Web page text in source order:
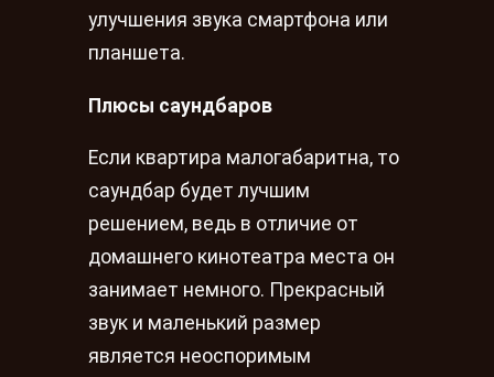
улучшения звука смартфона или
планшета.
Плюсы саундбаров
Если квартира малогабаритна, то
саундбар будет лучшим
решением, ведь в отличие от
домашнего кинотеатра места он
занимает немного. Прекрасный
звук и маленький размер
является неоспоримым